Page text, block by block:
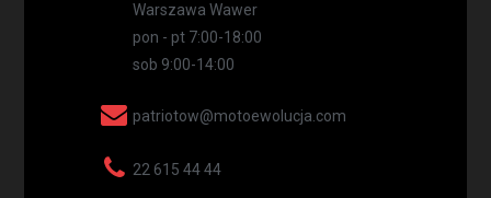
Warszawa Wawer
pon - pt 7:00-18:00
sob 9:00-14:00
patriotow@motoewolucja.com
22 615 44 44